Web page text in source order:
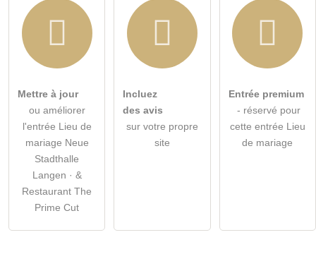
Mettre à jour
ou améliorer
l'entrée Lieu de
mariage Neue
Stadthalle
Langen · &
Restaurant The
Prime Cut
Incluez
des avis
sur votre propre
site
Entrée premium
- réservé pour
cette entrée Lieu
de mariage